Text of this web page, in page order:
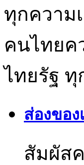
ทุกความ
คนไทยค
ไทยรัฐ ทุ
ส่องของ
สัมผัส